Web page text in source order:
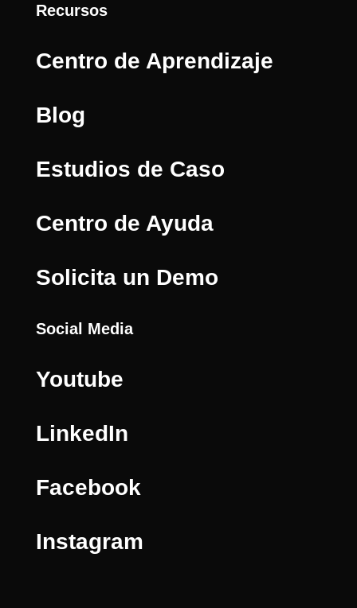
Recursos
Centro de Aprendizaje
Blog
Estudios de Caso
Centro de Ayuda
Solicita un Demo
Social Media
Youtube
LinkedIn
Facebook
Instagram